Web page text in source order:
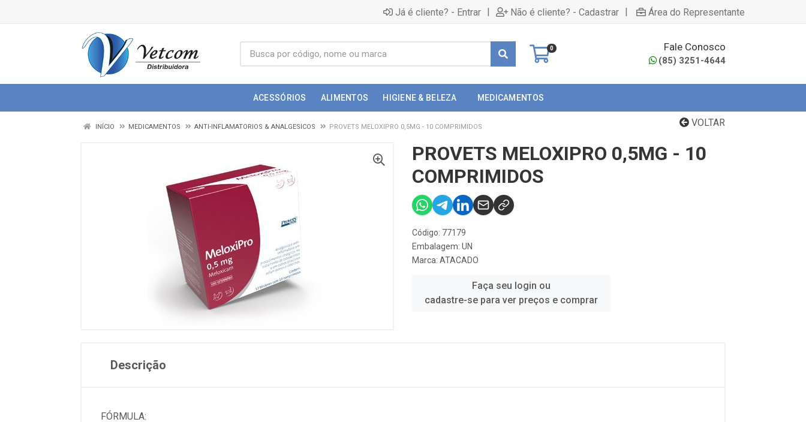
Já é cliente? - Entrar | Não é cliente? - Cadastrar | Área do Representante
0 Fale Conosco
(85) 3251-4644
ACESSÓRIOS ALIMENTOS HIGIENE & BELEZA MEDICAMENTOS
VOLTAR
INÍCIO MEDICAMENTOS ANTI-INFLAMATORIOS & ANALGESICOS PROVETS MELOXIPRO 0,5MG - 10 COMPRIMIDOS
PROVETS MELOXIPRO 0,5MG - 10
COMPRIMIDOS
Código: 77179
Embalagem: UN
Marca: ATACADO
Faça seu login ou
cadastre-se para ver preços e comprar
Descrição
FÓRMULA: